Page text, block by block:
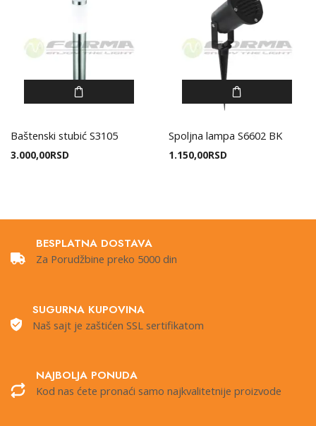
Baštenski stubić S3105
3.000,00RSD
Spoljna lampa S6602 BK
1.150,00RSD
BESPLATNA DOSTAVA
Za Porudžbine preko 5000 din
SUGURNA KUPOVINA
Naš sajt je zaštićen SSL sertifikatom
NAJBOLJA PONUDA
Kod nas ćete pronaći samo najkvalitetnije proizvode